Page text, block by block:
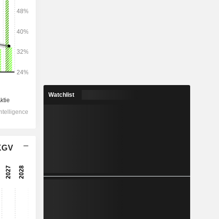
2028
6.231
5,15 %
Watchlist